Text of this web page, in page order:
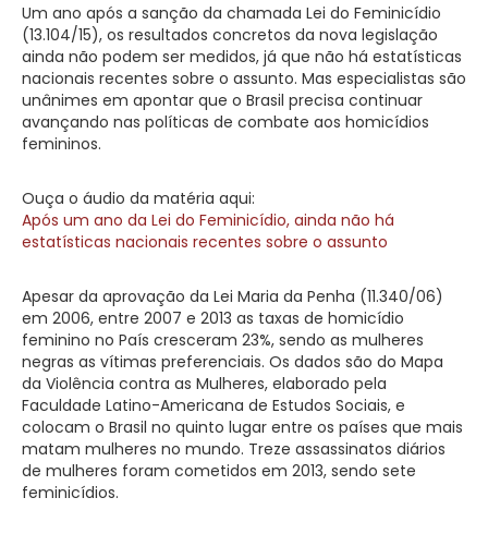
Um ano após a sanção da chamada Lei do Feminicídio
(13.104/15), os resultados concretos da nova legislação
ainda não podem ser medidos, já que não há estatísticas
nacionais recentes sobre o assunto. Mas especialistas são
unânimes em apontar que o Brasil precisa continuar
avançando nas políticas de combate aos homicídios
femininos.
Ouça o áudio da matéria aqui:
Após um ano da Lei do Feminicídio, ainda não há
estatísticas nacionais recentes sobre o assunto
Apesar da aprovação da Lei Maria da Penha (11.340/06)
em 2006, entre 2007 e 2013 as taxas de homicídio
feminino no País cresceram 23%, sendo as mulheres
negras as vítimas preferenciais. Os dados são do Mapa
da Violência contra as Mulheres, elaborado pela
Faculdade Latino-Americana de Estudos Sociais, e
colocam o Brasil no quinto lugar entre os países que mais
matam mulheres no mundo. Treze assassinatos diários
de mulheres foram cometidos em 2013, sendo sete
feminicídios.